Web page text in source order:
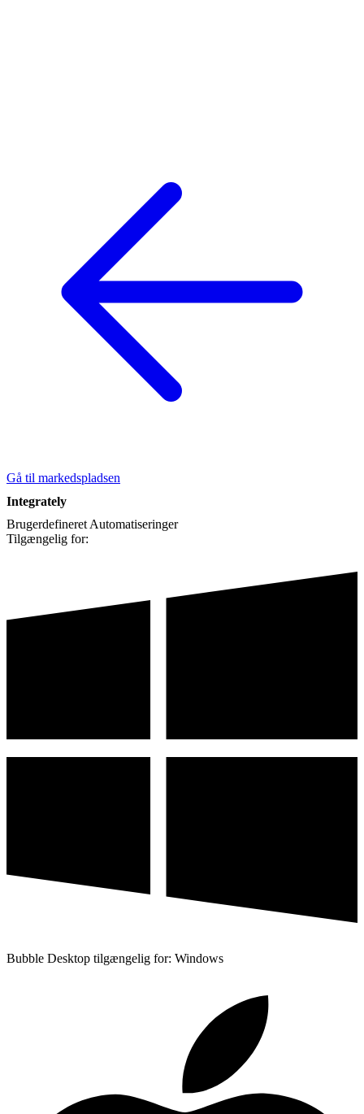
Gå til markedspladsen
Integrately
BrugerdefineretAutomatiseringer
Tilgængelig for:
Bubble Desktop tilgængelig for: Windows